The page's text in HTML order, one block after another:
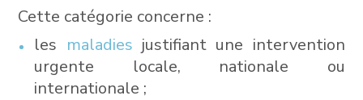
Cette catégorie concerne :
les maladies justifiant une intervention
urgente locale, nationale ou
internationale ;